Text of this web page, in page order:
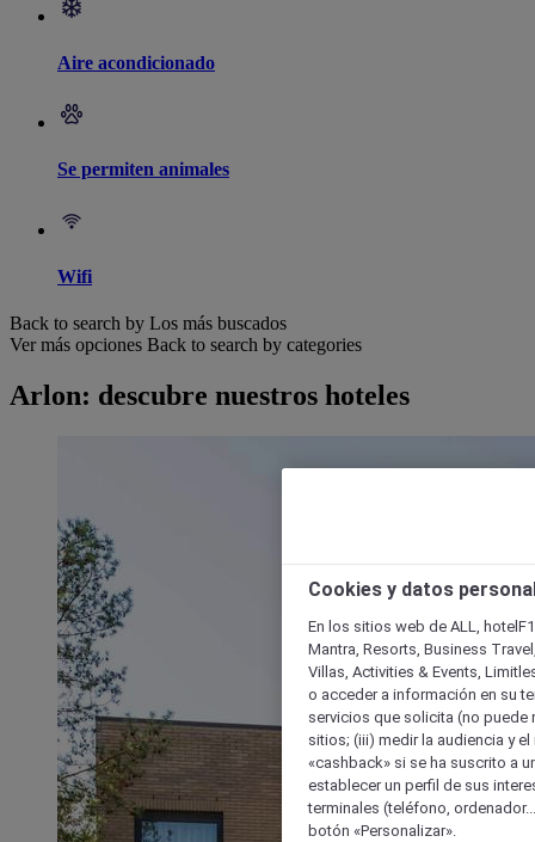
Aire acondicionado
Se permiten animales
Wifi
Back to search by Los más buscados
Ver más opciones Back to search by categories
Arlon: descubre nuestros hoteles
Cookies y datos
En los sitios web de ALL,
Mantra, Resorts, Business
Villas, Activities & Events,
o acceder a información en su
servicios que solicita (no puede
sitios; (iii) medir la audiencia y
«cashback» si se ha suscrito a
establecer un perfil de sus
terminales (teléfono,
botón «Personalizar».